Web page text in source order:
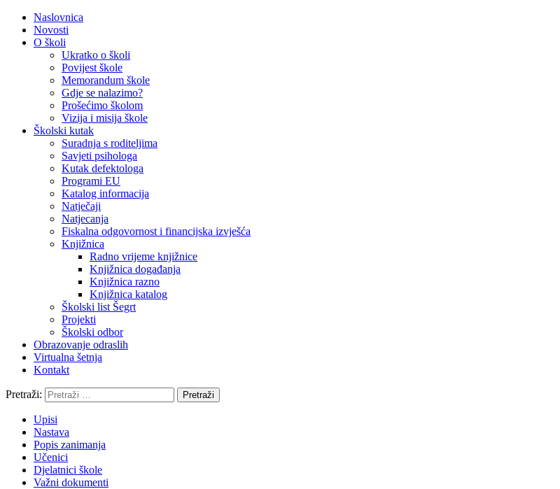
Naslovnica
Novosti
O školi
Ukratko o školi
Povijest škole
Memorandum škole
Gdje se nalazimo?
Prošećimo školom
Vizija i misija škole
Školski kutak
Suradnja s roditeljima
Savjeti psihologa
Kutak defektologa
Programi EU
Katalog informacija
Natječaji
Natjecanja
Fiskalna odgovornost i financijska izvješća
Knjižnica
Radno vrijeme knjižnice
Knjižnica događanja
Knjižnica razno
Knjižnica katalog
Školski list Šegrt
Projekti
Školski odbor
Obrazovanje odraslih
Virtualna šetnja
Kontakt
Pretraži:
Upisi
Nastava
Popis zanimanja
Učenici
Djelatnici škole
Važni dokumenti